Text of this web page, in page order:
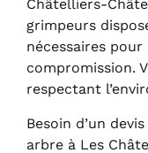
Châtelliers-
grimpeurs
nécessaires
compromission.
respectant
Besoin d’un
arbre à Les